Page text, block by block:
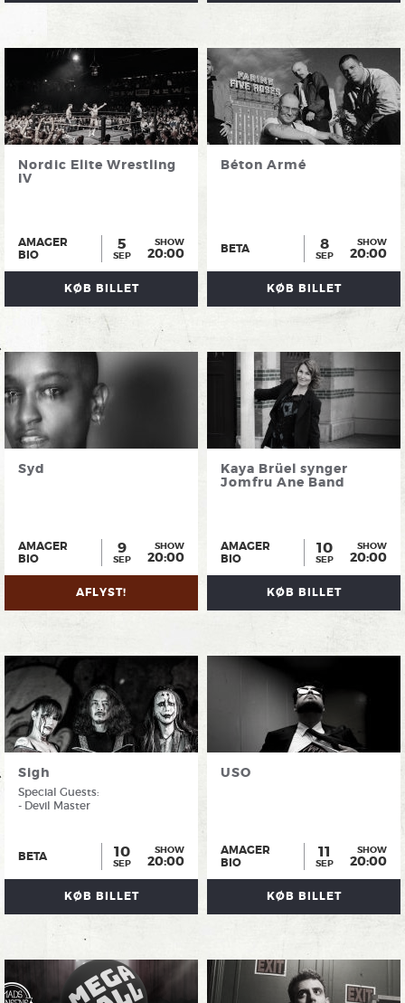
Nordic Elite Wrestling
IV
AMAGER
BIO
5
SEP
SHOW
20:00
KØB BILLET
Béton Armé
BETA 8
SEP
SHOW
20:00
KØB BILLET
Syd
AMAGER
BIO
9
SEP
SHOW
20:00
AFLYST!
Kaya Brüel synger
Jomfru Ane Band
AMAGER
BIO
10
SEP
SHOW
20:00
KØB BILLET
Sigh
Special Guests:
- Devil Master
BETA 10
SEP
SHOW
20:00
KØB BILLET
USO
AMAGER
BIO
11
SEP
SHOW
20:00
KØB BILLET